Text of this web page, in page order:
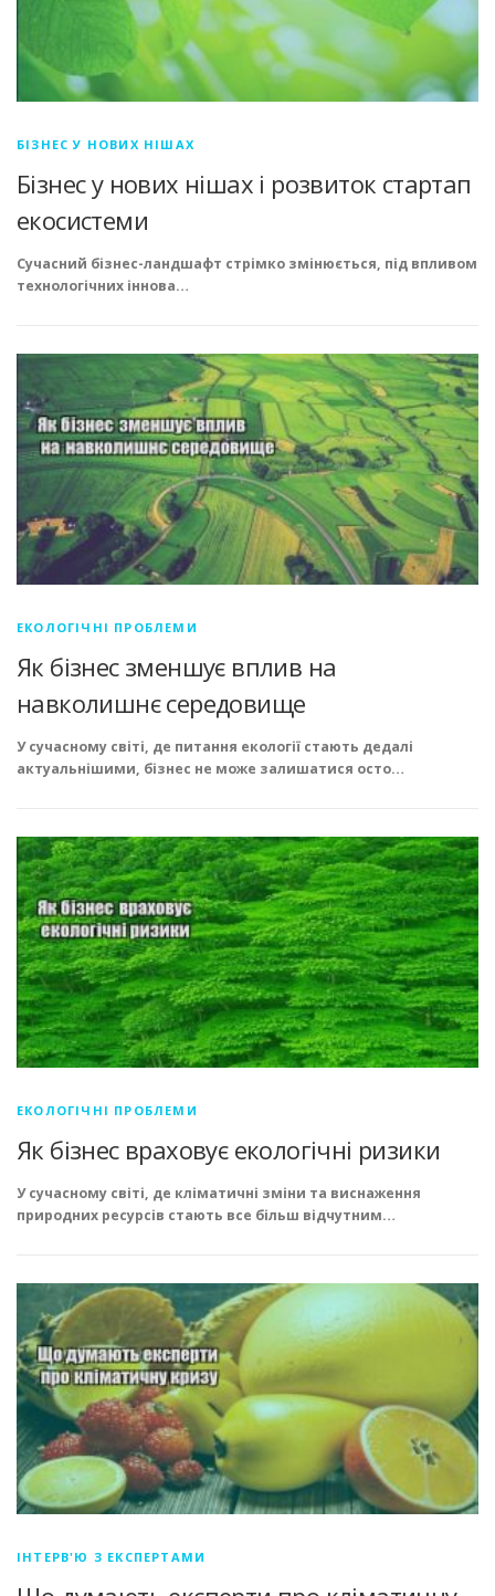
БІЗНЕС У НОВИХ НІШАХ
Бізнес у нових нішах і розвиток стартап
екосистеми
Сучасний бізнес-ландшафт стрімко змінюється, під впливом
технологічних іннова…
ЕКОЛОГІЧНІ ПРОБЛЕМИ
Як бізнес зменшує вплив на
навколишнє середовище
У сучасному світі, де питання екології стають дедалі
актуальнішими, бізнес не може залишатися осто…
ЕКОЛОГІЧНІ ПРОБЛЕМИ
Як бізнес враховує екологічні ризики
У сучасному світі, де кліматичні зміни та виснаження
природних ресурсів стають все більш відчутним…
ІНТЕРВ'Ю З ЕКСПЕРТАМИ